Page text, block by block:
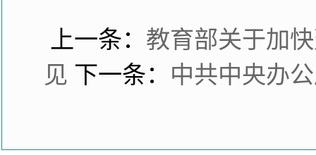
上一条： 教育部关于加
见 下一条： 中共中央办